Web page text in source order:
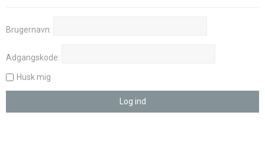
Brugernavn:
Adgangskode:
Husk mig